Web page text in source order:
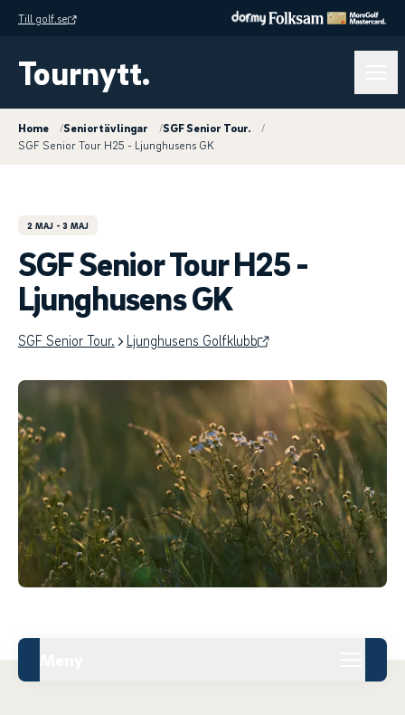
Till golf.se
Tournytt.
Home /Seniortävlingar /SGF Senior Tour.
/
SGF Senior Tour H25 - Ljunghusens GK
2 MAJ - 3 MAJ
SGF Senior Tour H25 -
Ljunghusens GK
SGF Senior Tour. Ljunghusens Golfklubb